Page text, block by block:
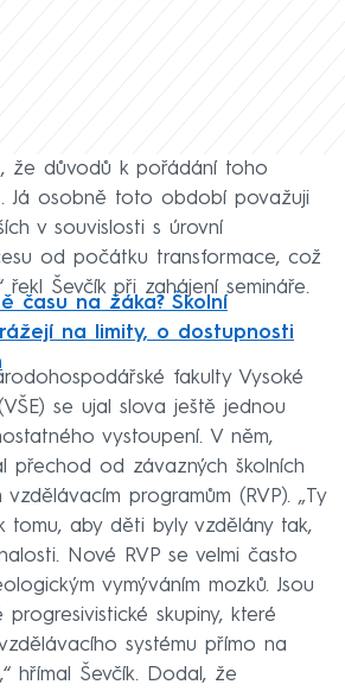
že důvodů k pořádání toho
Já osobně toto období považuji
v souvislosti s úrovní
od počátku transformace, což
Ševčík při zahájení semináře.
času na žáka? Školní
na limity, o dostupnosti
fakulty Vysoké
se ujal slova ještě jednou
vystoupení. V něm,
přechod od závazných školních
programům (RVP). „Ty
tomu, aby děti byly vzdělány tak,
Nové RVP se velmi často
vymýváním mozků. Jsou
skupiny, které
systému přímo na
hřímal Ševčík. Dodal, že